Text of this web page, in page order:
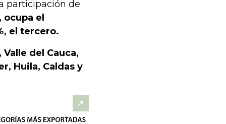
participación de
el
el tercero.
del Cauca,
Huila, Caldas y